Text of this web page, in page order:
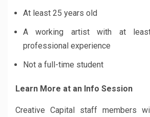
At least 25 years old
A working artist with at
professional experience
Not a full-time student
Learn More at an Info Session
Creative Capital staff members